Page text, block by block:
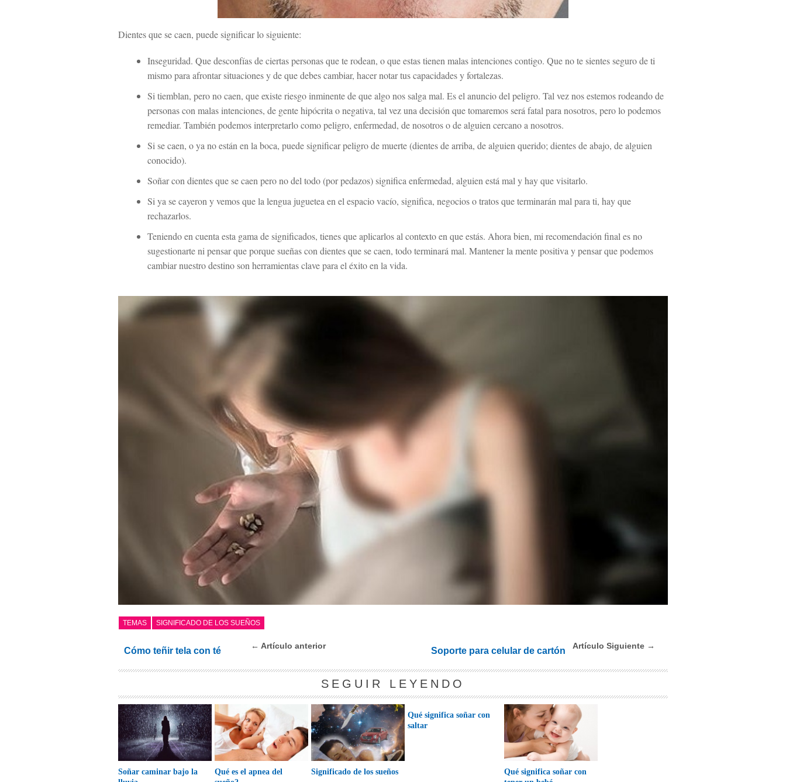
Dientes que se caen, puede significar lo siguiente:
Inseguridad. Que desconfías de ciertas personas que te rodean, o que estas tienen malas intenciones contigo. Que no te sientes seguro de ti
mismo para afrontar situaciones y de que debes cambiar, hacer notar tus capacidades y fortalezas.
Si tiemblan, pero no caen, que existe riesgo inminente de que algo nos salga mal. Es el anuncio del peligro. Tal vez nos estemos rodeando de
personas con malas intenciones, de gente hipócrita o negativa, tal vez una decisión que tomaremos será fatal para nosotros, pero lo podemos
remediar. También podemos interpretarlo como peligro, enfermedad, de nosotros o de alguien cercano a nosotros.
Si se caen, o ya no están en la boca, puede significar peligro de muerte (dientes de arriba, de alguien querido; dientes de abajo, de alguien
conocido).
Soñar con dientes que se caen pero no del todo (por pedazos) significa enfermedad, alguien está mal y hay que visitarlo.
Si ya se cayeron y vemos que la lengua juguetea en el espacio vacío, significa, negocios o tratos que terminarán mal para ti, hay que
rechazarlos.
Teniendo en cuenta esta gama de significados, tienes que aplicarlos al contexto en que estás. Ahora bien, mi recomendación final es no
sugestionarte ni pensar que porque sueñas con dientes que se caen, todo terminará mal. Mantener la mente positiva y pensar que podemos
cambiar nuestro destino son herramientas clave para el éxito en la vida.
TEMAS SIGNIFICADO DE LOS SUEÑOS
← Artículo anterior
Cómo teñir tela con té Artículo Siguiente →
Soporte para celular de cartón
SEGUIR LEYENDO
Soñar caminar bajo la
Qué es el apnea del
Significado de los sueños
Qué significa soñar con
saltar
Qué significa soñar con